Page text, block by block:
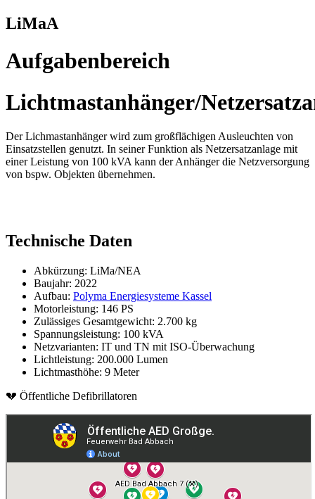
LiMaA
Aufgabenbereich
Lichtmastanhänger/
Der Lichmastanhänger wird zum großflächigen Ausleuchten von
Einsatzstellen genutzt. In seiner Funktion als Netzersatzanlage mit
einer Leistung von 100 kVA kann der Anhänger die Netzversorgung
von bspw. Objekten übernehmen.
Technische Daten
Abkürzung: LiMa/NEA
Baujahr: 2022
Aufbau: Polyma Energiesysteme Kassel
Motorleistung: 146 PS
Zulässiges Gesamtgewicht: 2.700 kg
Spannungsleistung: 100 kVA
Netzvarianten: IT und TN mit ISO-Überwachung
Lichtleistung: 200.000 Lumen
Lichtmasthöhe: 9 Meter
💔 Öffentliche Defibrillatoren